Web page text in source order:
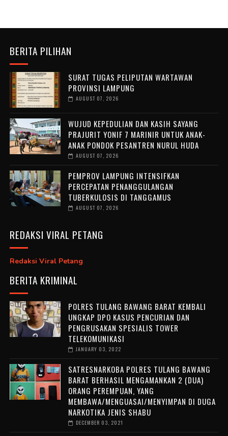
BERITA PILIHAN
SURAT TUGAS PELIPUTAN WARTAWAN
PROVINSI LAMPUNG
AUGUST 07, 2026
WUJUD KEPEDULIAN DAN KASIH SAYANG
PRAJURIT YONIF 7 MARINIR UNTUK ANAK-
ANAK PONDOK PESANTREN NURUL HUDA ‎
AUGUST 07, 2026
PEMPROV LAMPUNG INTENSIFKAN
PERCEPATAN PENANGGULANGAN
TUBERKULOSIS DI TANGGAMUS
AUGUST 07, 2026
REDAKSI VIRAL PETANG
Redaksi Viral Petang
BERITA KRIMINAL
POLRES TULANG BAWANG BARAT KEMBALI
UNGKAP DPO KASUS PENCURIAN DAN
PENGRUSAKAN SPESIALIS TOWER
TELEKOMUNIKASI
JANUARY 03, 2022
SATRESNARKOBA POLRES TULANG BAWANG
BARAT BERHASIL MENGAMANKAN 2 (DUA)
ORANG PEREMPUAN, YANG
MEMBAWA/MENGUASAI/MENYIMPAN DI DUGA
NARKOTIKA JENIS SHABU
DECEMBER 03, 2021